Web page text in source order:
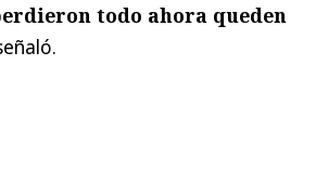
todo ahora queden